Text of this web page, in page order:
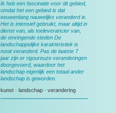
Ik heb een fascinatie voor dit gebied,
omdat het een gebied is dat
eeuwenlang nauwelijks veranderd is.
Het is intensief gebruikt, maar altijd in
dienst van, als toeleverancier van,
de omringende steden De
landschappelijke karakteristiek is
nooit veranderd. Pas de laatste 7
jaar zijn er rigoureuze veranderingen
doorgevoerd, waardoor het
landschap eigenlijk een totaal ander
landschap is geworden.
kunst - landschap - verandering